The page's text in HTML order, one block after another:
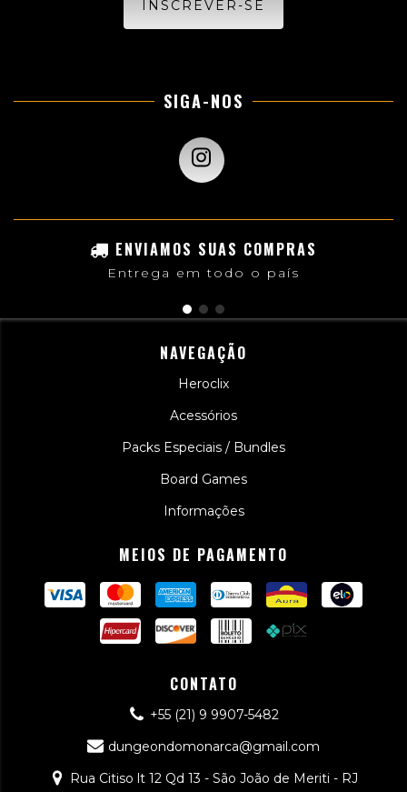
SIGA-NOS
ENVIAMOS SUAS COMPRAS
Entrega em todo o país
NAVEGAÇÃO
Heroclix
Acessórios
Packs Especiais / Bundles
Board Games
Informações
MEIOS DE PAGAMENTO
CONTATO
+55 (21) 9 9907-5482
dungeondomonarca@gmail.com
Rua Citiso lt 12 Qd 13 - São João de Meriti - RJ